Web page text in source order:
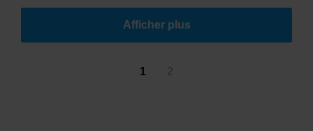
Afficher plus
1 2